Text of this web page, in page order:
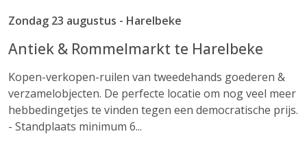
Zondag 23 augustus - Harelbeke
Antiek & Rommelmarkt te Harelbeke
Kopen-verkopen-ruilen van tweedehands goederen &
verzamelobjecten. De perfecte locatie om nog veel meer
hebbedingetjes te vinden tegen een democratische prijs.
- Standplaats minimum 6...